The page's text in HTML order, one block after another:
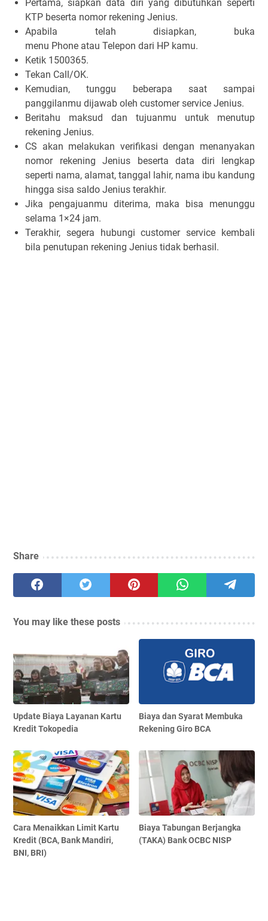
Pertama, siapkan data diri yang dibutuhkan seperti
KTP beserta nomor rekening Jenius.
Apabila telah disiapkan, buka
menu Phone atau Telepon dari HP kamu.
Ketik 1500365.
Tekan Call/OK.
Kemudian, tunggu beberapa saat sampai
panggilanmu dijawab oleh customer service Jenius.
Beritahu maksud dan tujuanmu untuk menutup
rekening Jenius.
CS akan melakukan verifikasi dengan menanyakan
nomor rekening Jenius beserta data diri lengkap
seperti nama, alamat, tanggal lahir, nama ibu kandung
hingga sisa saldo Jenius terakhir.
Jika pengajuanmu diterima, maka bisa menunggu
selama 1×24 jam.
Terakhir, segera hubungi customer service kembali
bila penutupan rekening Jenius tidak berhasil.
Share
You may like these posts
Update Biaya Layanan Kartu
Kredit Tokopedia
Biaya dan Syarat Membuka
Rekening Giro BCA
Cara Menaikkan Limit Kartu
Kredit (BCA, Bank Mandiri,
BNI, BRI)
Biaya Tabungan Berjangka
(TAKA) Bank OCBC NISP